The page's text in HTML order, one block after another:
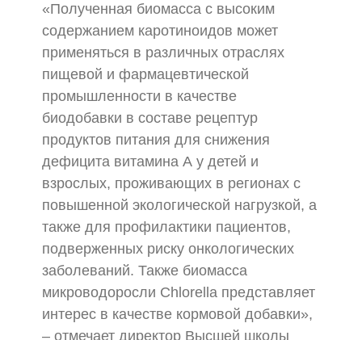
«Полученная биомасса с высоким
содержанием каротиноидов может
применяться в различных отраслях
пищевой и фармацевтической
промышленности в качестве
биодобавки в составе рецептур
продуктов питания для снижения
дефицита витамина А у детей и
взрослых, проживающих в регионах с
повышенной экологической нагрузкой, а
также для профилактики пациентов,
подверженных риску онкологических
заболеваний. Также биомасса
микроводоросли Chlorella представляет
интерес в качестве кормовой добавки»,
– отмечает директор Высшей школы